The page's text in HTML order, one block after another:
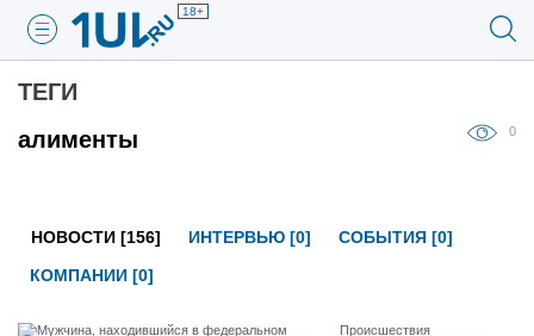
18+
ТЕГИ
алименты
0
НОВОСТИ [156] ИНТЕРВЬЮ [0]
СОБЫТИЯ [0]
КОМПАНИИ [0]
Проиcшествия